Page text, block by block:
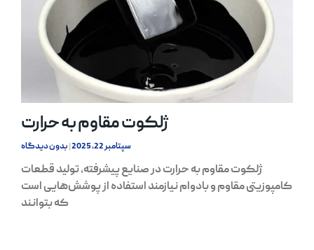
ژلکوت مقاوم به حرارت
سپتامبر 22, 2025 بدون دیدگاه
ژلکوت مقاوم به حرارت در صنایع پیشرفته، تولید قطعات
کامپوزیتی مقاوم و بادوام نیازمند استفاده از پوشش‌هایی است
که بتوانند